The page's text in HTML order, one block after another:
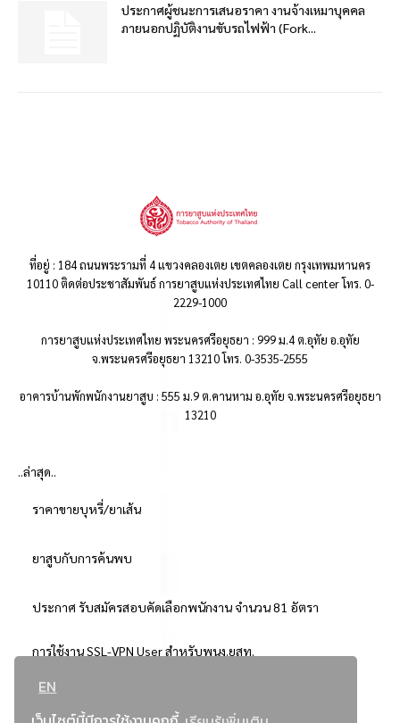
EN
ประกาศผู้ชนะการเสนอราคา งานจ้างเหมาบุคคล
ภายนอกปฏิบัติงานขับรถไฟฟ้า (Fork...
ที่อยู่ : 184 ถนนพระรามที่ 4 แขวงคลองเตย เขตคลองเตย กรุงเทพมหานคร
10110 ติดต่อประชาสัมพันธ์ การยาสูบแห่งประเทศไทย Call center โทร. 0-
2229-1000
การยาสูบแห่งประเทศไทย พระนครศรีอยุธยา : 999 ม.4 ต.อุทัย อ.อุทัย
จ.พระนครศรีอยุธยา 13210 โทร. 0-3535-2555
อาคารบ้านพักพนักงานยาสูบ : 555 ม.9 ต.คานหาม อ.อุทัย จ.พระนครศรีอยุธยา
13210
..ล่าสุด..
ราคาขายบุหรี่/ยาเส้น
ยาสูบกับการค้นพบ
ประกาศ รับสมัครสอบคัดเลือกพนักงาน จำนวน 81 อัตรา
การใช้งาน SSL-VPN User สำหรับพนง.ยสท.
..ยอดนิยม..